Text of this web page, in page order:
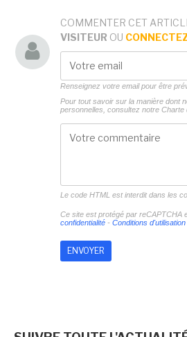
COMMENTER CET
VISITEUR OU
Renseignez votre email pour être
Pour tout savoir sur la manière dont
personnelles, consultez notre Charte
Le code HTML est interdit dans les
Ce site est protégé par reCAPTCHA
confidentialité- Conditions d'utilisation